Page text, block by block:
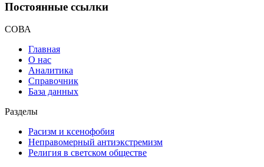
Постоянные ссылки
СОВА
Главная
О нас
Аналитика
Справочник
База данных
Разделы
Расизм и ксенофобия
Неправомерный антиэкстремизм
Религия в светском обществе